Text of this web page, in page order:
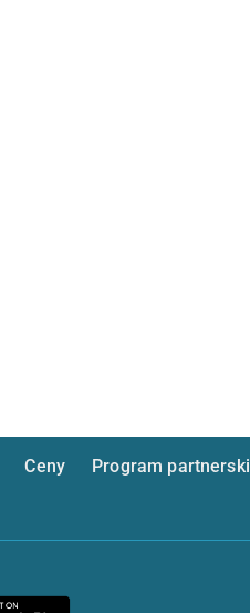
Ceny
Program partnerski